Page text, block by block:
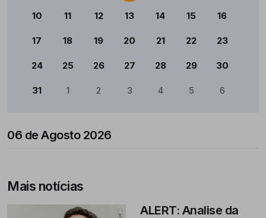
10 11 12 13 14 15 16
17 18 19 20 21 22 23
24 25 26 27 28 29 30
31 1 2 3 4 5 6
06 de Agosto 2026
Mais notícias
ALERT: Analise da